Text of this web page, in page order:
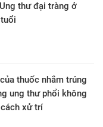
thư đại tràng ở
thuốc nhắm trúng
ung thư phổi không
xử trí